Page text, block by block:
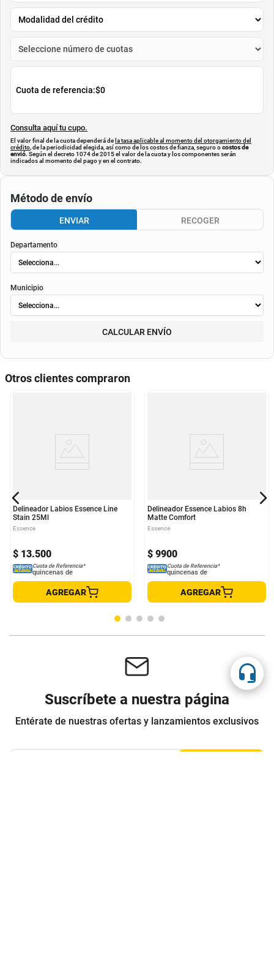
Cuota de referencia:$0
Consulta aquí tu cupo.
El valor final de la cuota dependerá de la tasa aplicable al momento del otorgamiento del
crédito , de la periodicidad elegida, así como de los costos de fianza, seguro ocostos de
envió. Según el decreto 1074 de 2015 el valor de la cuota y los componentes serán
indicados al momento del pago y en el contrato.
Método de envío
ENVIAR RECOGER
Departamento
Municipio
CALCULAR ENVÍO
Otros clientes compraron
Delineador Labios Essence Line
Stain 25Ml
Essence
$ 13.500
Cuota de Referencia*
quincenas de
AGREGAR
Delineador Essence Labios 8h
Matte Comfort
Essence
$ 9900
Cuota de Referencia*
quincenas de
AGREGAR
Suscríbete a nuestra página
Entérate de nuestras ofertas y lanzamientos exclusivos